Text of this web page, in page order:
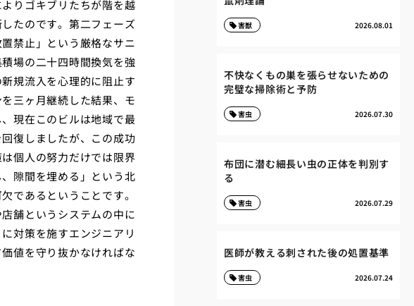
りゴキブリたちが階を越
たのです。第二フェーズ
禁止」という厳格なサニ
場の二十四時間換気を強
規流入を心理的に阻止す
三ヶ月継続した結果、モ
現在このビルは地域で最
復しましたが、この成功
個人の努力だけでは限界
隙間を埋める」という北
であるということです。
舗というシステムの中に
対策を施すエンジニアリ
値を守り抜かなければな
2026.08.01
害獣
不快なくもの巣を張らせないための
完璧な掃除術と予防
2026.07.30
害虫
布団に潜む細長い虫の正体を判別す
る
2026.07.29
害虫
医師が教える刺された後の処置基準
2026.07.24
害虫